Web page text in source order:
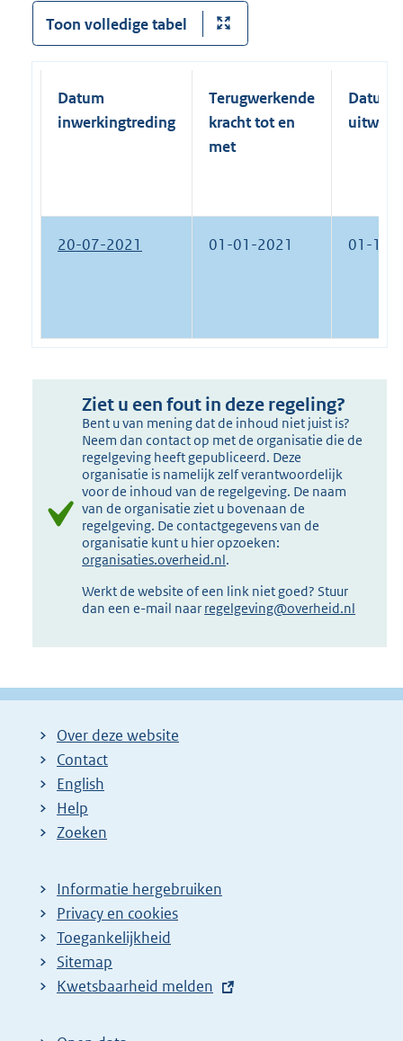
Toon volledige tabel
Datum
inwerkingtreding
Terugwerkende
kracht tot en
met
Datum
20-07-2021 01-01-2021 01-11-
Ziet u een fout in deze regeling?
Bent u van mening dat de inhoud niet juist is?
Neem dan contact op met de organisatie die de
regelgeving heeft gepubliceerd. Deze
organisatie is namelijk zelf verantwoordelijk
voor de inhoud van de regelgeving. De naam
van de organisatie ziet u bovenaan de
regelgeving. De contactgegevens van de
organisatie kunt u hier opzoeken:
organisaties.overheid.nl.
Werkt de website of een link niet goed? Stuur
dan een e-mail naar regelgeving@overheid.nl
Over deze website
Contact
English
Help
Zoeken
Informatie hergebruiken
Privacy en cookies
Toegankelijkheid
Sitemap
E
t
Kwetsbaarheid melden